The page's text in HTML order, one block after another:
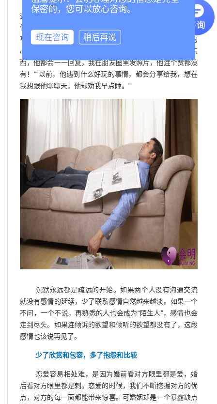
结婚久了，越有种错觉：两个人就是搭伙过日子。在
这样的想法中，所有的沟通都是有事说事，无事则免，夫妻
俩像同事一般相处，诗意荡然无存。婚姻里，每少了一分分
享，就多了一分冷漠。好友说，结婚以后，她就发现老公的
心思不在她身上了。“他的朋友、客户在朋友圈里转发个东
西，他都会一一回复，我在朋友圈里发照片，他连个赞都没
有！”“以前，他遇到什么好玩的事情，都会分享给我，想在
我想跟他聊聊天，他却劝我早点睡。”
沉默永远都是疏远的开始。如果两个人没有沟通交流
就没有感情的延续，少了联系感情自然越来越淡。如果一个
不问，一个不说，再熟悉的人也会成为“陌生人”，感情也会
走到尽头。如果连倾诉的欲望和倾听的欲望都没有了，这段
感情也该说再见了。
少了欣赏和包容，多了抱怨和比较
恋爱容易相处难，是因为婚前看对方眼里都是爱，婚
后看对方眼里都是刺。恋爱的时候，我们不断挖掘对方的优
点，对方的每一面都能带来惊喜。可婚姻却是一个暴露缺点
保密的，您可以放心咨询。
现在咨询 稍后再说